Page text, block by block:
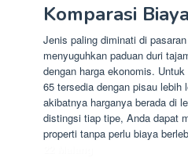
Komparasi
Jenis paling diminati di
menyuguhkan paduan duri
dengan harga ekonomis.
65 tersedia dengan pisau lebih
akibatnya harganya berada di
distingsi tiap tipe, Anda dapat
properti tanpa perlu biaya